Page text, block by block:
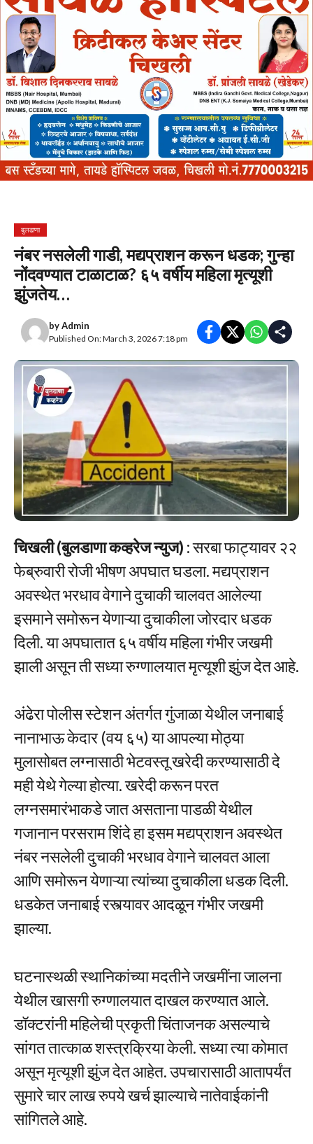
बुलढाणा
नंबर नसलेली गाडी, मद्यप्राशन करून धडक; गुन्हा
नोंदवण्यात टाळाटाळ? ६५ वर्षीय महिला मृत्यूशी
झुंजतेय…
byAdmin
Published On: March 3, 2026 7:18 pm
चिखली (बुलडाणा कव्हरेज न्युज) : सरबा फाट्यावर २२
फेब्रुवारी रोजी भीषण अपघात घडला. मद्यप्राशन
अवस्थेत भरधाव वेगाने दुचाकी चालवत आलेल्या
इसमाने समोरून येणाऱ्या दुचाकीला जोरदार धडक
दिली. या अपघातात ६५ वर्षीय महिला गंभीर जखमी
झाली असून ती सध्या रुग्णालयात मृत्यूशी झुंज देत आहे.
अंढेरा पोलीस स्टेशन अंतर्गत गुंजाळा येथील जनाबाई
नानाभाऊ केदार (वय ६५) या आपल्या मोठ्या
मुलासोबत लग्नासाठी भेटवस्तू खरेदी करण्यासाठी दे
मही येथे गेल्या होत्या. खरेदी करून परत
लग्नसमारंभाकडे जात असताना पाडळी येथील
गजानान परसराम शिंदे हा इसम मद्यप्राशन अवस्थेत
नंबर नसलेली दुचाकी भरधाव वेगाने चालवत आला
आणि समोरून येणाऱ्या त्यांच्या दुचाकीला धडक दिली.
धडकेत जनाबाई रस्त्यावर आदळून गंभीर जखमी
झाल्या.
घटनास्थळी स्थानिकांच्या मदतीने जखमींना जालना
येथील खासगी रुग्णालयात दाखल करण्यात आले.
डॉक्टरांनी महिलेची प्रकृती चिंताजनक असल्याचे
सांगत तात्काळ शस्त्रक्रिया केली. सध्या त्या कोमात
असून मृत्यूशी झुंज देत आहेत. उपचारासाठी आतापर्यंत
सुमारे चार लाख रुपये खर्च झाल्याचे नातेवाईकांनी
सांगितले आहे.